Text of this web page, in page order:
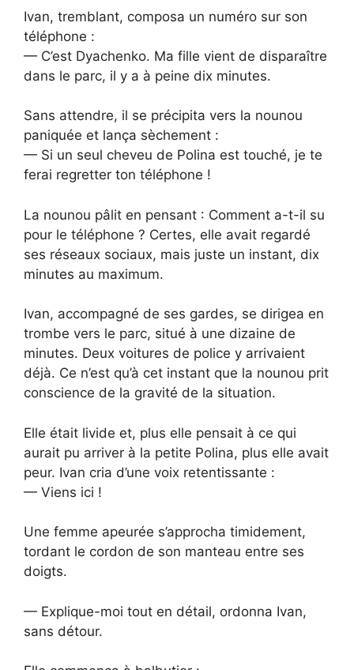
Ivan, tremblant, composa un numéro sur son
téléphone :
— C’est Dyachenko. Ma fille vient de disparaître
dans le parc, il y a à peine dix minutes.
Sans attendre, il se précipita vers la nounou
paniquée et lança sèchement :
— Si un seul cheveu de Polina est touché, je te
ferai regretter ton téléphone !
La nounou pâlit en pensant : Comment a-t-il su
pour le téléphone ? Certes, elle avait regardé
ses réseaux sociaux, mais juste un instant, dix
minutes au maximum.
Ivan, accompagné de ses gardes, se dirigea en
trombe vers le parc, situé à une dizaine de
minutes. Deux voitures de police y arrivaient
déjà. Ce n’est qu’à cet instant que la nounou prit
conscience de la gravité de la situation.
Elle était livide et, plus elle pensait à ce qui
aurait pu arriver à la petite Polina, plus elle avait
peur. Ivan cria d’une voix retentissante :
— Viens ici !
Une femme apeurée s’approcha timidement,
tordant le cordon de son manteau entre ses
doigts.
— Explique-moi tout en détail, ordonna Ivan,
sans détour.